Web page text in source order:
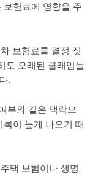
보험료에 영향을 주
보험료를 결정 짓
도 오래된 클래임들
.
부와 같은 맥락으
이 높게 나오기 때
택 보험이나 생명